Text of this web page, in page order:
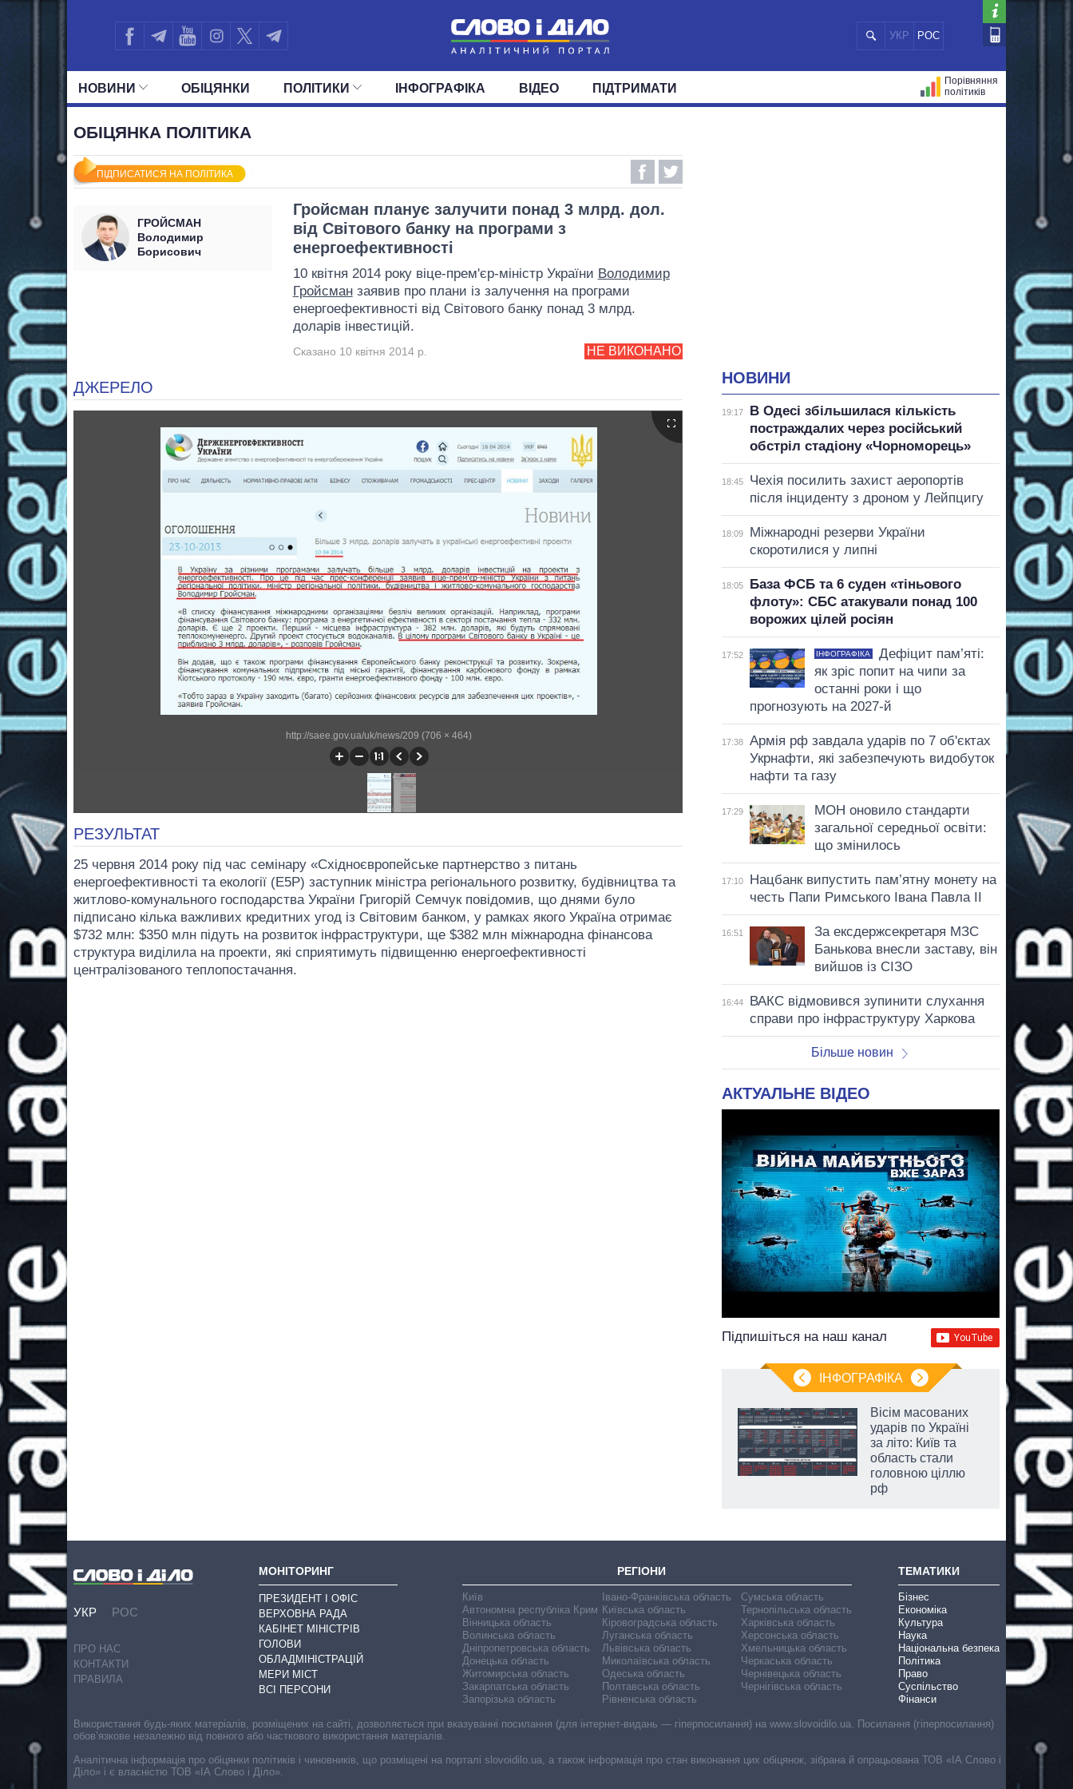
УКР РОС
НОВИНИ
СВІТ
ОБIЦЯНКИ ПОЛIТИКИ
ОКРУГИ
ІНФОГРАФІКА ВІДЕО ПІДТРИМАТИ
Порівняння
політиків
ОБІЦЯНКА ПОЛІТИКА
ПІДПИСАТИСЯ НА ПОЛІТИКА
ГРОЙСМАН
Володимир
Борисович
Гройсман планує залучити понад 3 млрд. дол.
від Світового банку на програми з
енергоефективності
10 квітня 2014 року віце-прем'єр-міністр України Володимир
Гройсманзаявив про плани із залучення на програми
енергоефективності від Світового банку понад 3 млрд.
доларів інвестицій.
НЕ ВИКОНАНО
Сказано 10 квітня 2014 р.
ДЖЕРЕЛО
http://saee.gov.ua/uk/news/209 (706 × 464)
РЕЗУЛЬТАТ
25 червня 2014 року під час семінару «Східноєвропейське партнерство з питань
енергоефективності та екології (E5P) заступник міністра регіонального розвитку, будівництва та
житлово-комунального господарства України Григорій Семчук повідомив, що днями було
підписано кілька важливих кредитних угод із Світовим банком, у рамках якого Україна отримає
$732 млн: $350 млн підуть на розвиток інфраструктури, ще $382 млн міжнародна фінансова
структура виділила на проекти, які сприятимуть підвищенню енергоефективності
централізованого теплопостачання.
НОВИНИ
19:17
В Одесі збільшилася кількість
постраждалих через російський
обстріл стадіону «Чорноморець»
18:45
Чехія посилить захист аеропортів
після інциденту з дроном у Лейпцигу
18:09
Міжнародні резерви України
скоротилися у липні
18:05
База ФСБ та 6 суден «тіньового
флоту»: СБС атакували понад 100
ворожих цілей росіян
17:52 ІНФОГРАФІКА
Дефіцит пам’яті:
як зріс попит на чипи за
останні роки і що
прогнозують на 2027-й
17:38
Армія рф завдала ударів по 7 об'єктах
Укрнафти, які забезпечують видобуток
нафти та газу
17:29
МОН оновило стандарти
загальної середньої освіти:
що змінилось
17:10
Нацбанк випустить пам’ятну монету на
честь Папи Римського Івана Павла II
16:51
За ексдержсекретаря МЗС
Банькова внесли заставу, він
вийшов із СІЗО
16:44
ВАКС відмовився зупинити слухання
справи про інфраструктуру Харкова
Більше новин
АКТУАЛЬНЕ ВІДЕО
Підпишіться на наш канал
ІНФОГРАФІКА
Вісім масованих
ударів по Україні
за літо: Київ та
область стали
головною ціллю
рф
УКР РОС
ПРО НАС
КОНТАКТИ
ПРАВИЛА
МОНІТОРИНГ
ПРЕЗИДЕНТ І ОФІС
ВЕРХОВНА РАДА
КАБІНЕТ МІНІСТРІВ
ГОЛОВИ
ОБЛАДМІНІСТРАЦІЙ
МЕРИ МІСТ
ВСІ ПЕРСОНИ
РЕГІОНИ
Київ
Автономна республіка Крим
Вінницька область
Волинська область
Дніпропетровська область
Донецька область
Житомирська область
Закарпатська область
Запорізька область
Івано-Франківська область
Київська область
Кіровоградська область
Луганська область
Львівська область
Миколаївська область
Одеська область
Полтавська область
Рівненська область
Сумська область
Тернопільська область
Харківська область
Херсонська область
Хмельницька область
Черкаська область
Чернівецька область
Чернігівська область
ТЕМАТИКИ
Бізнес
Економіка
Культура
Наука
Національна безпека
Політика
Право
Суспільство
Фінанси
Використання будь-яких матеріалів, розміщених на сайті, дозволяється при вказуванні посилання (для інтернет-видань — гіперпосилання) на www.slovoidilo.ua. Посилання (гіперпосилання)
обов’язкове незалежно від повного або часткового використання матеріалів.
Аналітична інформація про обіцянки політиків і чиновників, що розміщені на порталі slovoidilo.ua, а також інформація про стан виконання цих обіцянок, зібрана й опрацьована ТОВ «ІА Слово і
Діло» і є власністю ТОВ «ІА Слово і Діло».